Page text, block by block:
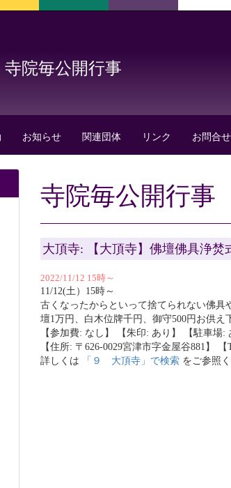
院毎公開行事
お知らせ 関連団体 リンク お問合せ
寺院毎公開行事
大頂寺: 【大頂寺】佛壇佛具浄焚
2022/11/12 15時～
11/12(土）15時～
古くなったからといって捨てられない佛
壇1万円、白木位牌千円、御守500円お供え
【参加費: なし】 【朱印: あり】 【駐車場:
【住所: 〒626-0029宮津市字金屋谷881】 【
詳しくは
「９ 大頂寺」で検索 をご参照く